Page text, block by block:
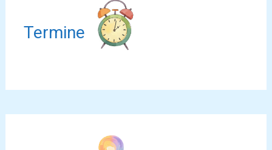
Termine